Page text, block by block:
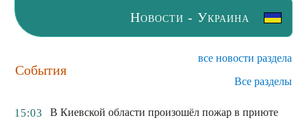
Новости - Украина
События
все новости раздела
Все разделы
15:03
В Киевской области произошёл пожар в приюте